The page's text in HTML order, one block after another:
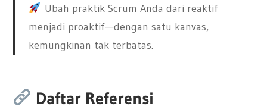
Ubah praktik Scrum Anda dari reaktif
menjadi proaktif—dengan satu kanvas,
kemungkinan tak terbatas.
Daftar Referensi